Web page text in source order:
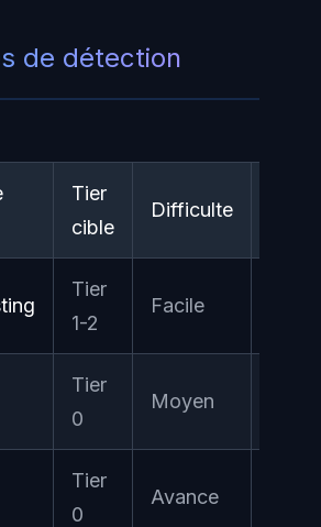
de détection
Tier
cible
Difficulte
Tier
1-2
Facile
Tier
0
Moyen
Tier
0
Avance